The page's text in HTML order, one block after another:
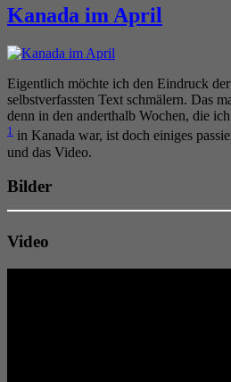
Kanada im April
Eigentlich möchte ich den Eindruck
selbstverfassten Text schmälern. Das
denn in den anderthalb Wochen, die
1 in Kanada war, ist doch einiges
und das Video.
Bilder
Video